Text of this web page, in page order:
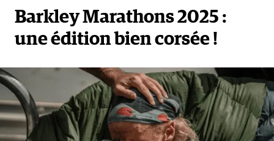
Barkley Marathons 2025 :
une édition bien corsée !